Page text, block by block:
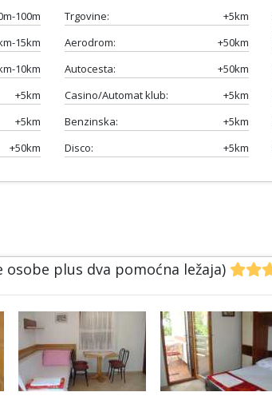
100m Trgovine: +5km
15km Aerodrom: +50km
10km Autocesta: +50km
+5km Casino/Automat klub: +5km
+5km Benzinska: +5km
+50km Disco: +5km
osobe plus dva pomoćna ležaja)